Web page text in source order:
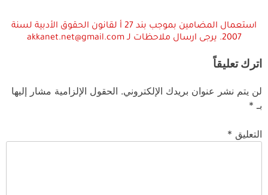
استعمال المضامين بموجب بند 27 أ لقانون الحقوق الأدبية لسنة
2007. يرجى ارسال ملاحظات لـ akkanet.net@gmail.com
اترك تعليقاً
لن يتم نشر عنوان بريدك الإلكتروني. الحقول الإلزامية مشار إليها
بـ *
التعليق *